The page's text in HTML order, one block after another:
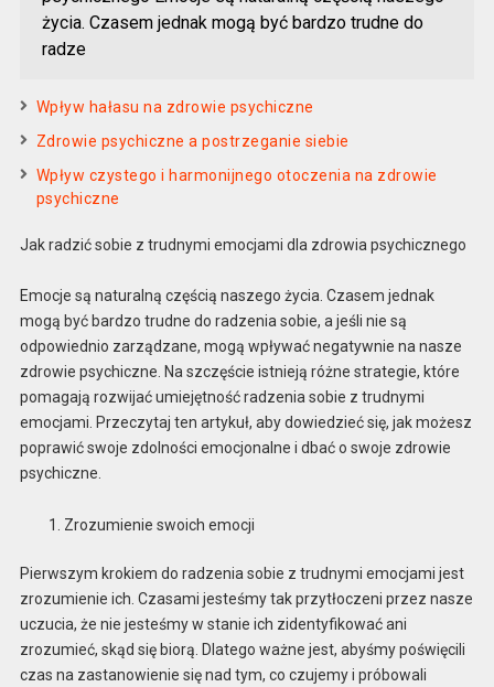
życia. Czasem jednak mogą być bardzo trudne do
radze
Wpływ hałasu na zdrowie psychiczne
Zdrowie psychiczne a postrzeganie siebie
Wpływ czystego i harmonijnego otoczenia na zdrowie
psychiczne
Jak radzić sobie z trudnymi emocjami dla zdrowia psychicznego
Emocje są naturalną częścią naszego życia. Czasem jednak
mogą być bardzo trudne do radzenia sobie, a jeśli nie są
odpowiednio zarządzane, mogą wpływać negatywnie na nasze
zdrowie psychiczne. Na szczęście istnieją różne strategie, które
pomagają rozwijać umiejętność radzenia sobie z trudnymi
emocjami. Przeczytaj ten artykuł, aby dowiedzieć się, jak możesz
poprawić swoje zdolności emocjonalne i dbać o swoje zdrowie
psychiczne.
Zrozumienie swoich emocji
Pierwszym krokiem do radzenia sobie z trudnymi emocjami jest
zrozumienie ich. Czasami jesteśmy tak przytłoczeni przez nasze
uczucia, że nie jesteśmy w stanie ich zidentyfikować ani
zrozumieć, skąd się biorą. Dlatego ważne jest, abyśmy poświęcili
czas na zastanowienie się nad tym, co czujemy i próbowali